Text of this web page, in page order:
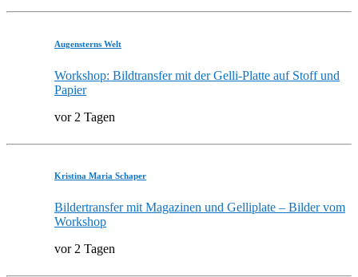
Augensterns Welt
Workshop: Bildtransfer mit der Gelli-Platte auf Stoff und
Papier
vor 2 Tagen
Kristina Maria Schaper
Bildertransfer mit Magazinen und Gelliplate – Bilder vom
Workshop
vor 2 Tagen